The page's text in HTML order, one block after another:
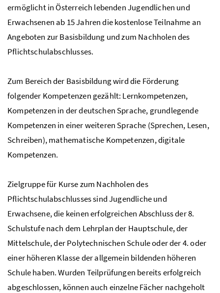
ermöglicht in Österreich lebenden Jugendlichen und
Erwachsenen ab 15 Jahren die kostenlose Teilnahme an
Angeboten zur Basisbildung und zum Nachholen des
Pflichtschulabschlusses.
Zum Bereich der Basisbildung wird die Förderung
folgender Kompetenzen gezählt: Lernkompetenzen,
Kompetenzen in der deutschen Sprache, grundlegende
Kompetenzen in einer weiteren Sprache (Sprechen, Lesen,
Schreiben), mathematische Kompetenzen, digitale
Kompetenzen.
Zielgruppe für Kurse zum Nachholen des
Pflichtschulabschlusses sind Jugendliche und
Erwachsene, die keinen erfolgreichen Abschluss der 8.
Schulstufe nach dem Lehrplan der Hauptschule, der
Mittelschule, der Polytechnischen Schule oder der 4. oder
einer höheren Klasse der allgemein bildenden höheren
Schule haben. Wurden Teilprüfungen bereits erfolgreich
abgeschlossen, können auch einzelne Fächer nachgeholt